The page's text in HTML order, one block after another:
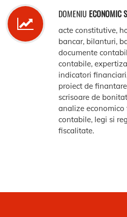
DOMENIU ECONOMIC
acte constitutive,
bancar, bilanturi,
documente
contabile,
indicatori
proiect de
scrisoare de
analize
contabile, legi si
fiscalitate.